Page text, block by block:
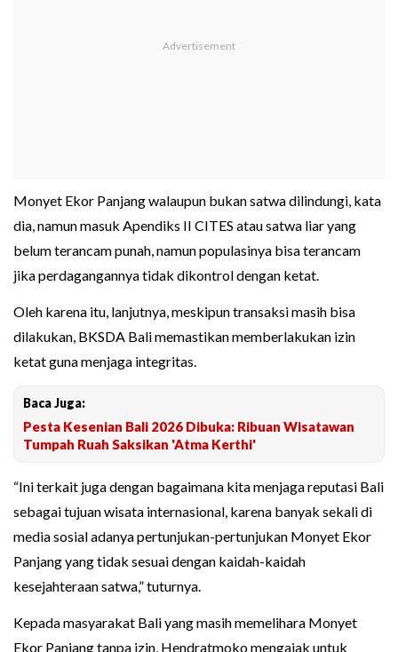
Monyet Ekor Panjang walaupun bukan satwa dilindungi, kata
dia, namun masuk Apendiks II CITES atau satwa liar yang
belum terancam punah, namun populasinya bisa terancam
jika perdagangannya tidak dikontrol dengan ketat.
Oleh karena itu, lanjutnya, meskipun transaksi masih bisa
dilakukan, BKSDA Bali memastikan memberlakukan izin
ketat guna menjaga integritas.
Baca Juga:
Pesta Kesenian Bali 2026 Dibuka: Ribuan Wisatawan
Tumpah Ruah Saksikan 'Atma Kerthi'
“Ini terkait juga dengan bagaimana kita menjaga reputasi Bali
sebagai tujuan wisata internasional, karena banyak sekali di
media sosial adanya pertunjukan-pertunjukan Monyet Ekor
Panjang yang tidak sesuai dengan kaidah-kaidah
kesejahteraan satwa,” tuturnya.
Kepada masyarakat Bali yang masih memelihara Monyet
Ekor Panjang tanpa izin, Hendratmoko mengajak untuk